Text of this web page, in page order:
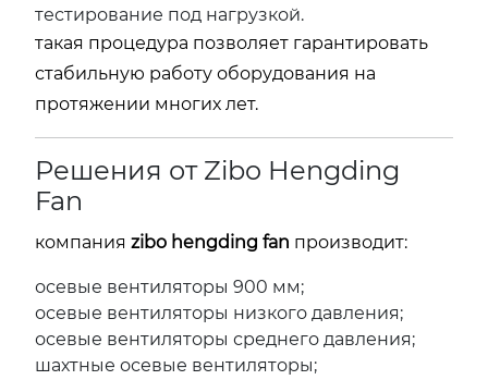
тестирование под нагрузкой.
такая процедура позволяет гарантировать
стабильную работу оборудования на
протяжении многих лет.
Решения от Zibo Hengding
Fan
компания zibo hengding fan производит:
осевые вентиляторы 900 мм;
осевые вентиляторы низкого давления;
осевые вентиляторы среднего давления;
шахтные осевые вентиляторы;